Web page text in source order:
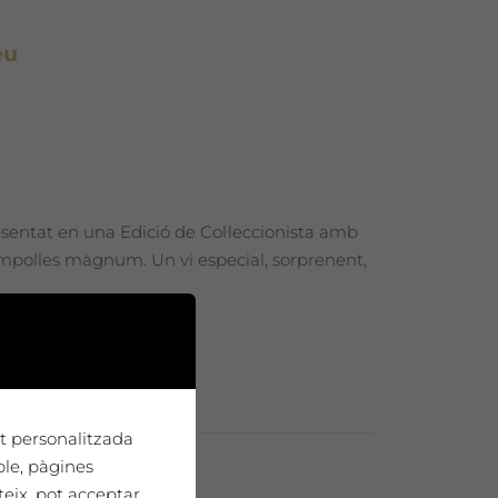
en una Edició de Col·leccionista amb
màgnum. Un vi especial, sorprenent,
personalitzada
pàgines
pot acceptar